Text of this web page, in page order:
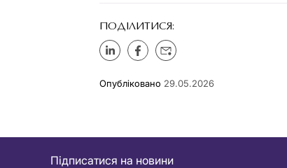
ПОДІЛИТИСЯ:
Опубліковано 29.05.2026
Підписатися на новини